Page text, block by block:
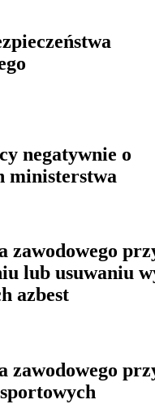
negatywnie o
ministerstwa
zawodowego
lub usuwaniu
azbest
zawodowego